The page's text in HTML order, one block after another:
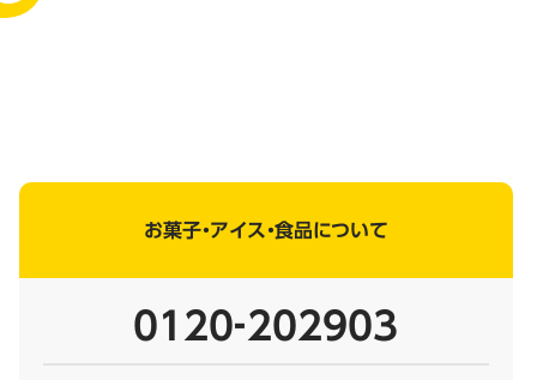
お菓子・アイス・食品について
0120‐202903